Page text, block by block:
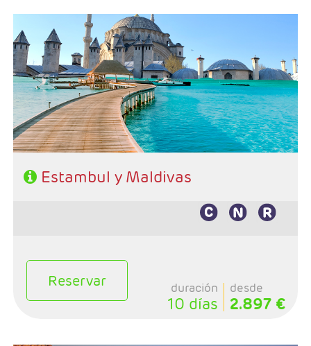
- Salidas: Lunes, martes, miercoles, jueves y sabados
- Ruta: 3 noches Estambul y de libre eleccióm en
Maldivas
- Categoría hotelera: Primera, Primera Superior,
Semilujo y Lujo
- Régimen: Según programa
Estambul y Maldivas
Reservar duración
10 días
desde
2.897 €